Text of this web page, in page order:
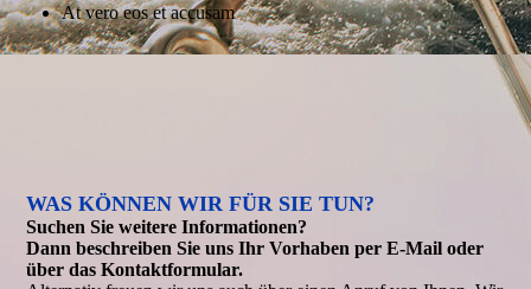
At vero eos et accusam
WAS KÖNNEN WIR FÜR SIE TUN?
Suchen Sie weitere Informationen?
Dann beschreiben Sie uns Ihr Vorhaben per E-Mail oder
über das Kontakt­formular.